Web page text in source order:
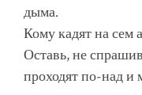
дыма.
Кому кадят на сем
Оставь, не
проходят по-над и